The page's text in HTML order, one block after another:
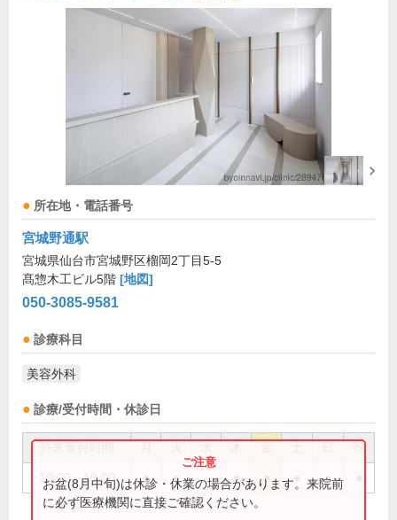
所在地・電話番号
宮城野通駅
宮城県仙台市宮城野区榴岡2丁目5-5
髙惣木工ビル5階 [地図]
050-3085-9581
診療科目
美容外科
診療/受付時間・休診日
祝
10:00～19:00 ● ● ● ● ●
お盆(8月中旬)は休診・休業の場合があります。来院前
に必ず医療機関に直接ご確認ください。